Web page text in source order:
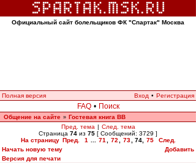
Официальный сайт болельщиков ФК "Спартак" Москва
Полная версия Вход • Регистрация
FAQ • Поиск
Общение на сайте » Гостевая книга ВВ
Пред. тема | След. тема
Страница 74 из 75 [ Сообщений: 3729 ]
На страницу Пред. 1 71 72 73 74, 75
След.
Начать новую тему
Добавить
Версия для печати